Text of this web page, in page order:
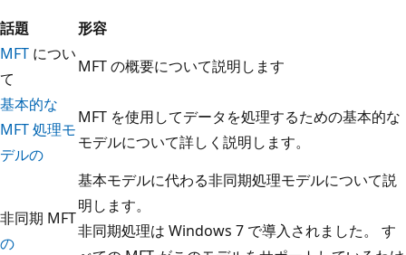
話題
形容
MFT につい
て
MFT の概要について説明します
基本的な
MFT 処理モ
デルの
MFT を使用してデータを処理するための基本的な
モデルについて詳しく説明します。
非同期 MFT
の
基本モデルに代わる非同期処理モデルについて説
明します。
非同期処理は Windows 7 で導入されました。 す